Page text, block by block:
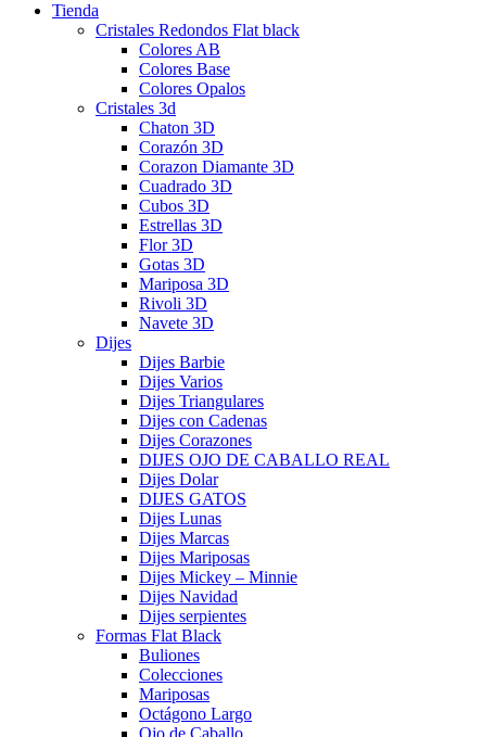
Tienda
Cristales Redondos Flat black
Colores AB
Colores Base
Colores Opalos
Cristales 3d
Chaton 3D
Corazón 3D
Corazon Diamante 3D
Cuadrado 3D
Cubos 3D
Estrellas 3D
Flor 3D
Gotas 3D
Mariposa 3D
Rivoli 3D
Navete 3D
Dijes
Dijes Barbie
Dijes Varios
Dijes Triangulares
Dijes con Cadenas
Dijes Corazones
DIJES OJO DE CABALLO REAL
Dijes Dolar
DIJES GATOS
Dijes Lunas
Dijes Marcas
Dijes Mariposas
Dijes Mickey – Minnie
Dijes Navidad
Dijes serpientes
Formas Flat Black
Buliones
Colecciones
Mariposas
Octágono Largo